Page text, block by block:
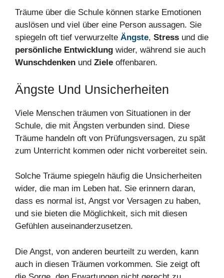
Träume über die Schule können starke Emotionen
auslösen und viel über eine Person aussagen. Sie
spiegeln oft tief verwurzelte Ängste, Stress und die
persönliche Entwicklung wider, während sie auch
Wunschdenken und Ziele offenbaren.
Ängste Und Unsicherheiten
Viele Menschen träumen von Situationen in der
Schule, die mit Ängsten verbunden sind. Diese
Träume handeln oft von Prüfungsversagen, zu spät
zum Unterricht kommen oder nicht vorbereitet sein.
Solche Träume spiegeln häufig die Unsicherheiten
wider, die man im Leben hat. Sie erinnern daran,
dass es normal ist, Angst vor Versagen zu haben,
und sie bieten die Möglichkeit, sich mit diesen
Gefühlen auseinanderzusetzen.
Die Angst, von anderen beurteilt zu werden, kann
auch in diesen Träumen vorkommen. Sie zeigt oft